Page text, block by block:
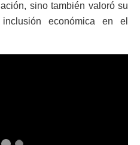
sino también valoró su
económica en el